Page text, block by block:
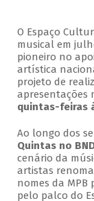
O Espaço
musical em
pioneiro no
artística
projeto de
apresentações
quintas-feiras
Ao longo dos
Quintas no
cenário da
artistas
nomes da MPB
pelo palco do